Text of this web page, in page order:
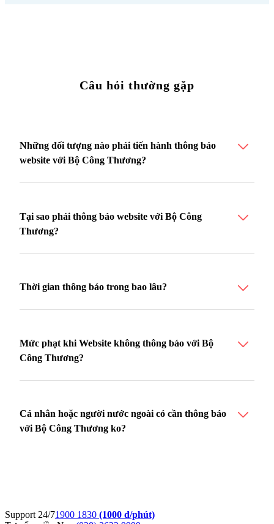
Câu hỏi thường gặp
Những đối tượng nào phải tiến hành thông báo
website với Bộ Công Thương?
Tại sao phải thông báo website với Bộ Công
Thương?
Thời gian thông báo trong bao lâu?
Mức phạt khi Website không thông báo với Bộ
Công Thương?
Cá nhân hoặc người nước ngoài có cần thông báo
với Bộ Công Thương ko?
Support 24/71900 1830 (1000 đ/phút)